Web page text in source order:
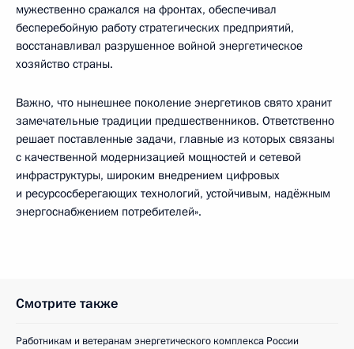
мужественно сражался на фронтах, обеспечивал
бесперебойную работу стратегических предприятий,
восстанавливал разрушенное войной энергетическое
хозяйство страны.
Важно, что нынешнее поколение энергетиков свято хранит
замечательные традиции предшественников. Ответственно
решает поставленные задачи, главные из которых связаны
с качественной модернизацией мощностей и сетевой
инфраструктуры, широким внедрением цифровых
и ресурсосберегающих технологий, устойчивым, надёжным
энергоснабжением потребителей».
Смотрите также
Работникам и ветеранам энергетического комплекса России